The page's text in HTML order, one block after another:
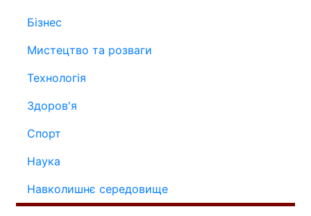
Бізнес
Мистецтво та розваги
Технологія
Здоров'я
Спорт
Наука
Навколишнє середовище